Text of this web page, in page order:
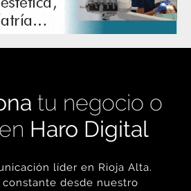
tu negocio o
Haro Digital
líder en Rioja Alta.
desde nuestro